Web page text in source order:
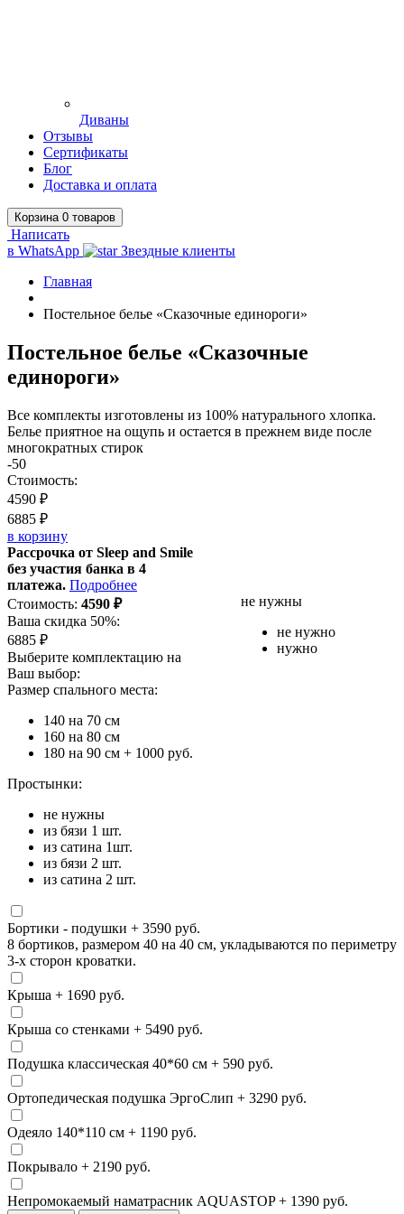
Диваны
Отзывы
Сертификаты
Блог
Доставка и оплата
Корзина 0 товаров
Написать
в WhatsApp
Звездные клиенты
Главная
Постельное белье «Сказочные единороги»
Постельное белье «Сказочные
единороги»
Все комплекты изготовлены из 100% натурального хлопка.
Белье приятное на ощупь и остается в прежнем виде после
многократных стирок
-50
Стоимость:
4590 ₽
6885 ₽
в корзину
Рассрочка от Sleep and Smile
без участия банка в 4
платежа. Подробнее
не нужны
не нужно
нужно
Стоимость: 4590 ₽
Ваша скидка 50%:
6885 ₽
Выберите комплектацию на
Ваш выбор:
Размер спального места:
140 на 70 см
160 на 80 см
180 на 90 см + 1000 руб.
Простынки:
не нужны
из бязи 1 шт.
из сатина 1шт.
из бязи 2 шт.
из сатина 2 шт.
Бортики - подушки + 3590 руб.
8 бортиков, размером 40 на 40 см, укладываются по периметру
3-х сторон кроватки.
Крыша + 1690 руб.
Крыша со стенками + 5490 руб.
Подушка классическая 40*60 см + 590 руб.
Ортопедическая подушка ЭргоСлип + 3290 руб.
Одеяло 140*110 см + 1190 руб.
Покрывало + 2190 руб.
Непромокаемый наматрасник AQUASTOP+ 1390 руб.